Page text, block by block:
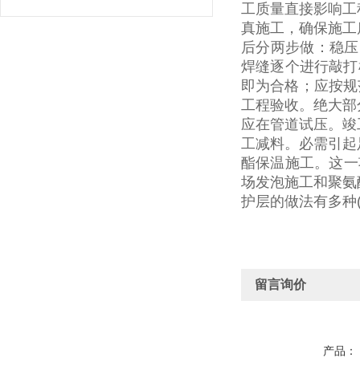
工质量直接影响
真施工，确保施
后分两步做：稳压
焊缝逐个进行敲
即为合格；应按
工程验收。绝大
应在管道试压。
工减料。必需引
酯保温施工。这
场发泡施工和聚
护层的做法有多种
留言询价
产品：